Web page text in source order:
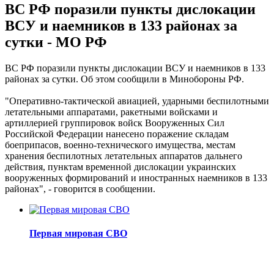
ВС РФ поразили пункты дислокации
ВСУ и наемников в 133 районах за
сутки - МО РФ
ВС РФ поразили пункты дислокации ВСУ и наемников в 133
районах за сутки. Об этом сообщили в Минобороны РФ.
"Оперативно-тактической авиацией, ударными беспилотными
летательными аппаратами, ракетными войсками и
артиллерией группировок войск Вооруженных Сил
Российской Федерации нанесено поражение складам
боеприпасов, военно-технического имущества, местам
хранения беспилотных летательных аппаратов дальнего
действия, пунктам временной дислокации украинских
вооруженных формирований и иностранных наемников в 133
районах", - говорится в сообщении.
Первая мировая СВО